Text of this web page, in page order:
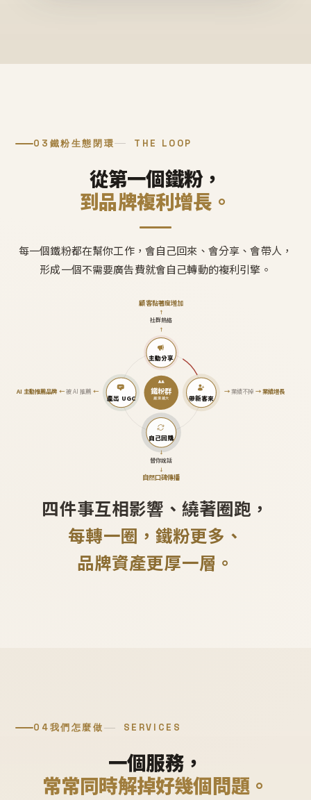
03 鐵粉生態閉環 THE LOOP
從第一個鐵粉，
到品牌複利增長。
每一個鐵粉都在幫你工作，會自己回來、會分享、會帶人，
形成一個不需要廣告費就會自己轉動的複利引擎。
鐵粉群
越滾越大
主動分享
↑
社群熱絡
↑
顧客黏著度增加
帶新客來
→業績不掉 →業績增長
自己回購
↓
替你說話
↓
自然口碑傳播
產出 UGC
AI 主動推薦品牌←被 AI 推薦 ←
四件事互相影響、繞著圈跑，
每轉一圈，鐵粉更多、
品牌資產更厚一層。
04我們怎麼做 SERVICES
一個服務，
常常同時解掉好幾個問題。